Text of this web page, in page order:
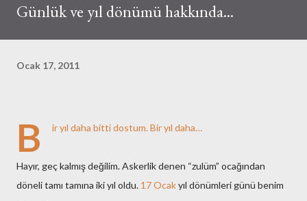
Günlük ve yıl dönümü hakkında...
Ocak 17, 2011
B ir yıl daha bitti dostum. Bir yıl daha…
Hayır, geç kalmış değilim. Askerlik denen “zulüm” ocağından
döneli tamı tamına iki yıl oldu. 17 Ocakyıl dönümleri günü benim